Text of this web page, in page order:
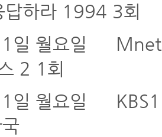
답하라 1994 3회
일 월요일
Mnet
2 1회
일 월요일
KBS1